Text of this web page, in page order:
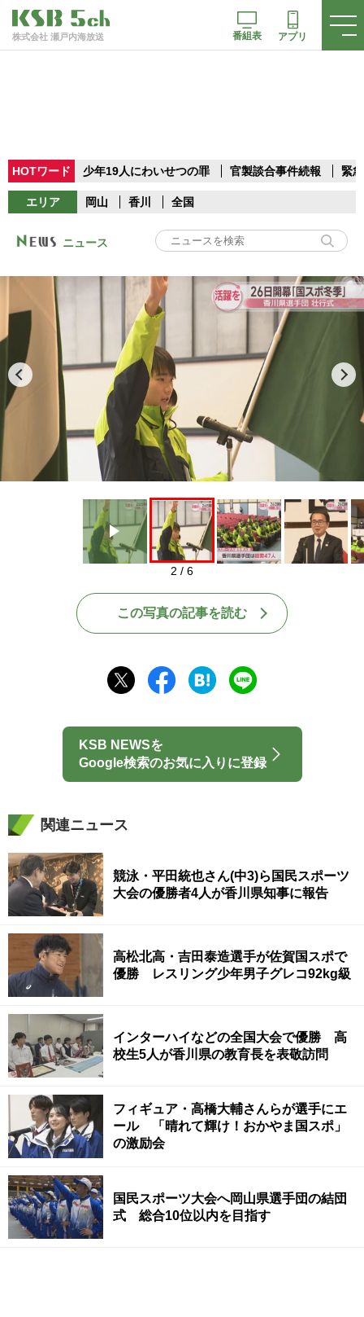
株式会社 瀬戸内海放送 番組表 アプリ
HOTワード 少年19人にわいせつの罪 官製談合事件続報 緊
エリア 岡山 香川 全国
ニュース
2 / 6
この写真の記事を読む
KSB NEWSを
Google検索のお気に入りに登録
関連ニュース
競泳・平田統也さん(中3)ら国民スポーツ
大会の優勝者4人が香川県知事に報告
高松北高・吉田泰造選手が佐賀国スポで
優勝 レスリング少年男子グレコ92kg級
インターハイなどの全国大会で優勝 高
校生5人が香川県の教育長を表敬訪問
フィギュア・高橋大輔さんらが選手にエ
ール 「晴れて輝け！おかやま国スポ」
の激励会
国民スポーツ大会へ岡山県選手団の結団
式 総合10位以内を目指す